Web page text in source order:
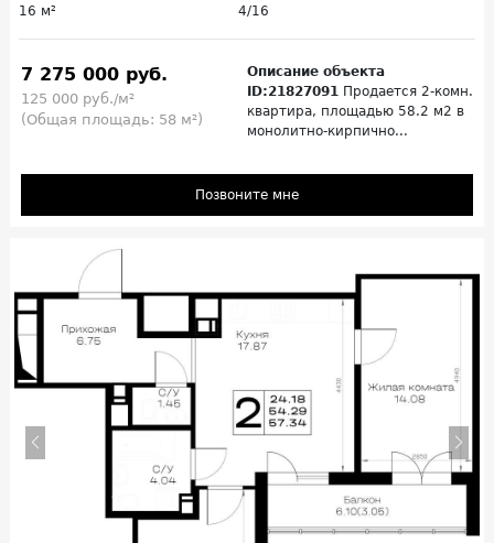
16 м²
4/16
7 275 000 руб.
125 000 руб./м²
(Общая площадь: 58 м²)
Описание объекта
ID:21827091 Продается 2-комн.
квартира, площадью 58.2 м2 в
монолитно-кирпично...
Позвоните мне